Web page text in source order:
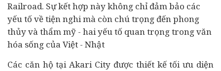
Railroad. Sự kết hợp này không chỉ đảm bảo các
yếu tố về tiện nghi mà còn chú trọng đến phong
thủy và thẩm mỹ - hai yếu tố quan trọng trong văn
hóa sống của Việt - Nhật
Các căn hộ tại Akari City được thiết kế tối ưu diện